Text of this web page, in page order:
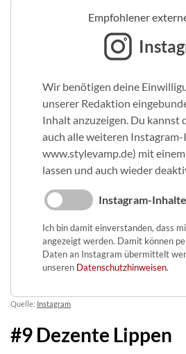
Empfohlener
Wir benötigen deine
unserer Redaktion
Inhalt anzuzeigen. Du kannst
auch alle weiteren
www.stylevamp.de) mit
lassen und auch wieder
Instagram-
Ich bin damit einverstanden, dass
angezeigt werden. Damit können
Daten an Instagram übermittelt
unseren Datenschutzhinweisen.
Quelle: Instagram
#9 Dezente Lippen